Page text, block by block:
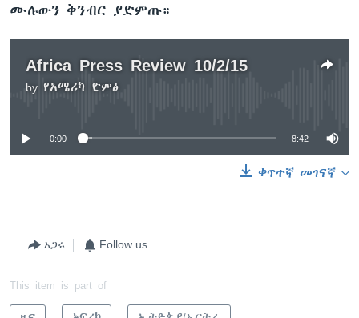
ሙሉውን ቅንብር ያድምጡ።
Africa Press Review 10/2/15
by የአሜሪካ ድምፅ
No media source currently available
0:00 8:42
ቀጥተኛ መገናኛ
አጋሩ Follow us
This item is part of